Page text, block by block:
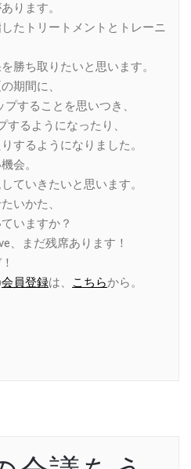
ります。
たトリートメントとトレーニ
勝ち取りたいと思います。
期間に、
することを思いつき、
るようになったり、
するようになりました。
会。
ていきたいと思います。
いかた、
いますか？
、まだ残席あります！
会員登録は、 こちらから。